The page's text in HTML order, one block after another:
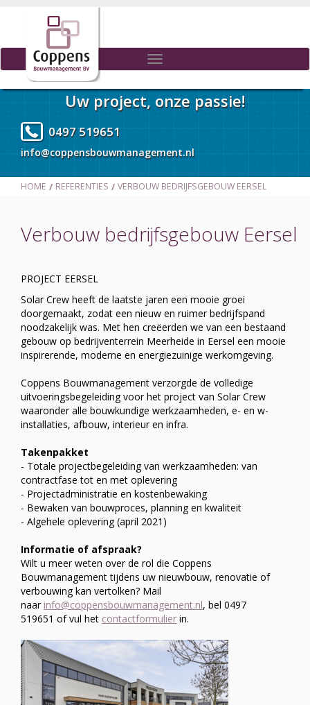
Toggle
navigation
Uw project, onze passie!
0497 519651
info@coppensbouwmanagement.nl
HOME REFERENTIES VERBOUW BEDRIJFSGEBOUW EERSEL
Verbouw bedrijfsgebouw Eersel
PROJECT EERSEL
Solar Crew heeft de laatste jaren een mooie groei
doorgemaakt, zodat een nieuw en ruimer bedrijfspand
noodzakelijk was. Met hen creëerden we van een bestaand
gebouw op bedrijventerrein Meerheide in Eersel een mooie
inspirerende, moderne en energiezuinige werkomgeving.
Coppens Bouwmanagement verzorgde de volledige
uitvoeringsbegeleiding voor het project van Solar Crew
waaronder alle bouwkundige werkzaamheden, e- en w-
installaties, afbouw, interieur en infra.
Takenpakket
- Totale projectbegeleiding van werkzaamheden: van
contractfase tot en met oplevering
- Projectadministratie en kostenbewaking
- Bewaken van bouwproces, planning en kwaliteit
- Algehele oplevering (april 2021)
Informatie of afspraak?
Wilt u meer weten over de rol die Coppens
Bouwmanagement tijdens uw nieuwbouw, renovatie of
verbouwing kan vertolken? Mail
naar info@coppensbouwmanagement.nl, bel 0497
519651 of vul het contactformulier in.